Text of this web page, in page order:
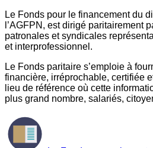
Le Fonds pour le financement du
l’AGFPN, est dirigé paritairement
patronales et syndicales
et interprofessionnel.
Le Fonds paritaire s’emploie à
financière, irréprochable, certifiée
lieu de référence où cette
plus grand nombre, salariés,